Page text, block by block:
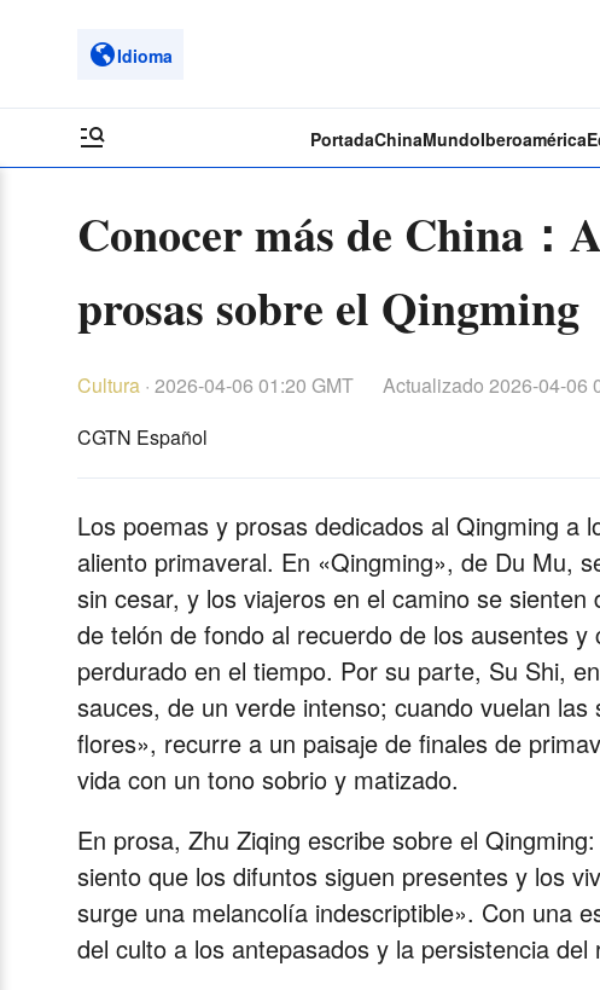
Idioma
PortadaChinaMundoIberoamérica
Conocer más de China：
prosas sobre el Qingming
Cultura · 2026-04-06 01:20 GMT Actualizado 2026-04-06
CGTN Español
Los poemas y prosas dedicados al Qingming a
aliento primaveral. En «Qingming», de Du Mu,
sin cesar, y los viajeros en el camino se
de telón de fondo al recuerdo de los ausentes
perdurado en el tiempo. Por su parte, Su Shi,
sauces, de un verde intenso; cuando vuelan
flores», recurre a un paisaje de finales de
vida con un tono sobrio y matizado.
En prosa, Zhu Ziqing escribe sobre el
siento que los difuntos siguen presentes y los
surge una melancolía indescriptible». Con una
del culto a los antepasados y la persistencia del